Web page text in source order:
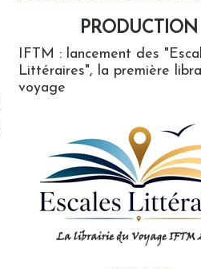
PRODUCTION
IFTM : lancement des
Littéraires", la première
voyage